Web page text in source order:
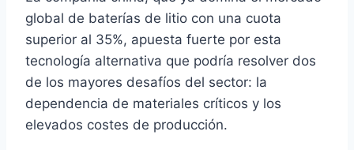
global de baterías de litio con una cuota
superior al 35%, apuesta fuerte por esta
tecnología alternativa que podría resolver dos
de los mayores desafíos del sector: la
dependencia de materiales críticos y los
elevados costes de producción.